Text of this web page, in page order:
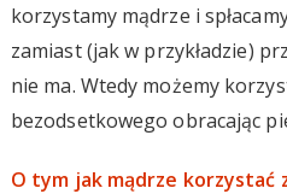
korzystamy mądrze i
zamiast (jak w przykładzie)
nie ma. Wtedy możemy
bezodsetkowego obracając
O tym jak mądrze